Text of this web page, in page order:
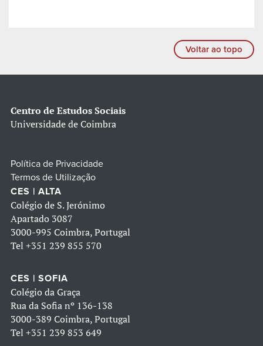
Voltar ao topo
Centro de Estudos Sociais
Universidade de Coimbra
Política de Privacidade
Termos de Utilização
CES | ALTA
Colégio de S. Jerónimo
Apartado 3087
3000-995 Coimbra, Portugal
Tel +351 239 855 570
CES | SOFIA
Colégio da Graça
Rua da Sofia nº 136-138
3000-389 Coimbra, Portugal
Tel +351 239 853 649